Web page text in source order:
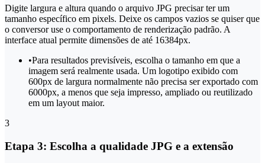
Digite largura e altura quando o arquivo JPG precisar ter um
tamanho específico em pixels. Deixe os campos vazios se quiser que
o conversor use o comportamento de renderização padrão. A
interface atual permite dimensões de até 16384px.
•Para resultados previsíveis, escolha o tamanho em que a
imagem será realmente usada. Um logotipo exibido com
600px de largura normalmente não precisa ser exportado com
6000px, a menos que seja impresso, ampliado ou reutilizado
em um layout maior.
3
Etapa 3: Escolha a qualidade JPG e a extensão